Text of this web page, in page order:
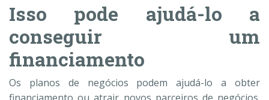
Isso pode ajudá-lo a
conseguir um
financiamento
Os planos de negócios podem ajudá-lo a obter